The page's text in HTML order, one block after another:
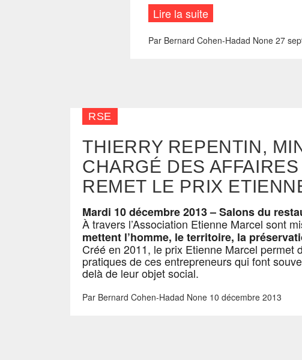
Lire la suite
Par Bernard Cohen-Hadad None 27
RSE
THIERRY REPENTIN,
CHARGÉ DES
REMET LE PRIX
Mardi 10 décembre 2013 – Salons du
À travers l’Association Etienne Marcel sont
mettent l’homme, le territoire, la
Créé en 2011, le prix Etienne Marcel
pratiques de ces entrepreneurs qui font
delà de leur objet social.
Par Bernard Cohen-Hadad None 10 décembre 2013